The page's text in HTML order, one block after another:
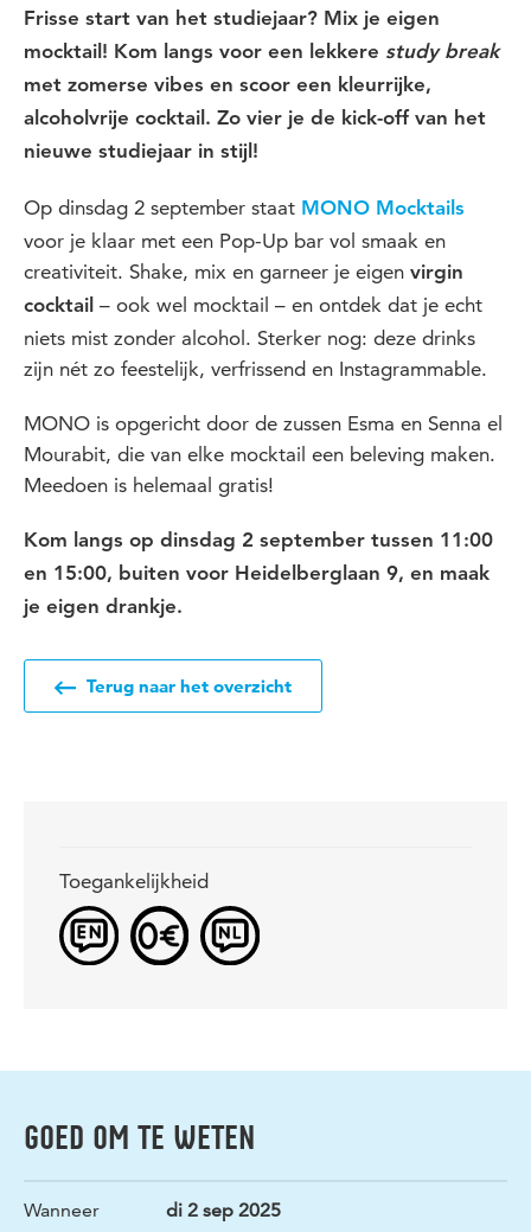
Frisse start van het studiejaar? Mix je eigen
mocktail! Kom langs voor een lekkere study break
met zomerse vibes en scoor een kleurrijke,
alcoholvrije cocktail. Zo vier je de kick-off van het
nieuwe studiejaar in stijl!
Op dinsdag 2 september staat MONO Mocktails
voor je klaar met een Pop-Up bar vol smaak en
creativiteit. Shake, mix en garneer je eigen virgin
cocktail – ook wel mocktail – en ontdek dat je echt
niets mist zonder alcohol. Sterker nog: deze drinks
zijn nét zo feestelijk, verfrissend en Instagrammable.
MONO is opgericht door de zussen Esma en Senna el
Mourabit, die van elke mocktail een beleving maken.
Meedoen is helemaal gratis!
Kom langs op dinsdag 2 september tussen 11:00
en 15:00, buiten voor Heidelberglaan 9, en maak
je eigen drankje.
Terug naar het overzicht
Toegankelijkheid
GOED OM TE WETEN
Wanneer di 2 sep 2025